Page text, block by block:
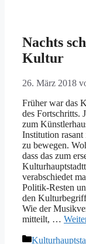
Nachts
Kultur
26. März 2018
Früher war das
des Fortschritts.
zum
Institution
zu bewegen.
dass das zum
verabschiedet
Politik-Resten
den
Wie der
mitteilt, …
Kategorien